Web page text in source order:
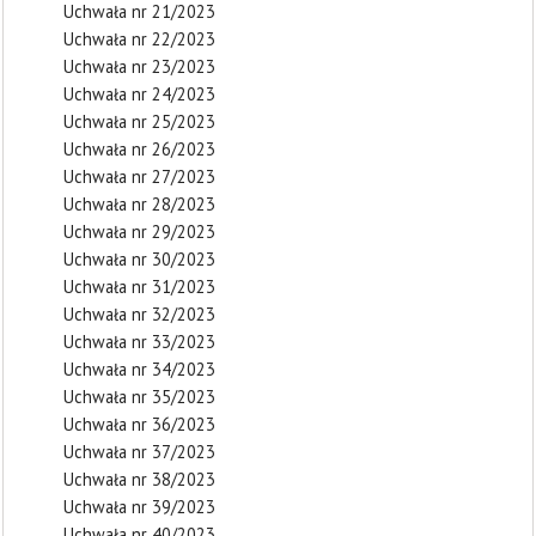
Uchwała nr 21/2023
Uchwała nr 22/2023
Uchwała nr 23/2023
Uchwała nr 24/2023
Uchwała nr 25/2023
Uchwała nr 26/2023
Uchwała nr 27/2023
Uchwała nr 28/2023
Uchwała nr 29/2023
Uchwała nr 30/2023
Uchwała nr 31/2023
Uchwała nr 32/2023
Uchwała nr 33/2023
Uchwała nr 34/2023
Uchwała nr 35/2023
Uchwała nr 36/2023
Uchwała nr 37/2023
Uchwała nr 38/2023
Uchwała nr 39/2023